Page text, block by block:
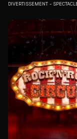
DIVERTISSEMENT